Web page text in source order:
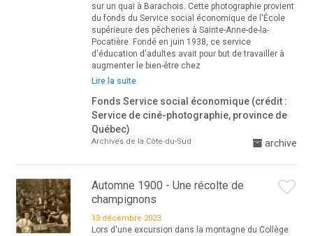
sur un quai à Barachois. Cette photographie provient
du fonds du Service social économique de l'École
supérieure des pêcheries à Sainte-Anne-de-la-
Pocatière. Fondé en juin 1938, ce service
d'éducation d'adultes avait pour but de travailler à
augmenter le bien-être chez
Lire la suite
Fonds Service social économique (crédit :
Service de ciné-photographie, province de
Québec)
archive
Archives de la Côte-du-Sud
Automne 1900 - Une récolte de
champignons
13 décembre 2023
Lors d'une excursion dans la montagne du Collège